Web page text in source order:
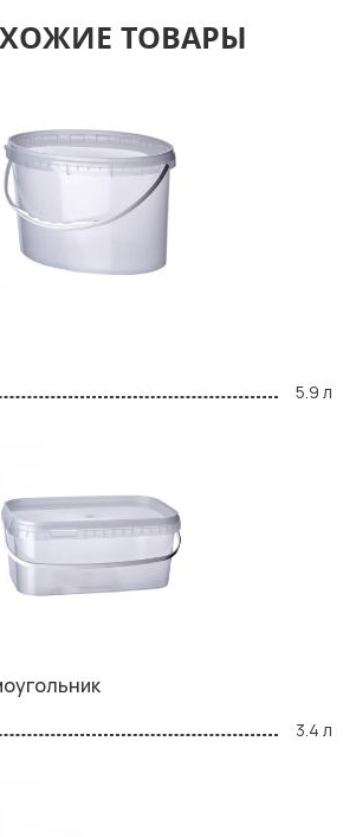
ТОВАРЫ
5.9 л
3.4 л